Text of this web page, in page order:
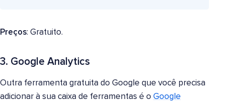
Preços: Gratuito.
3. Google Analytics
Outra ferramenta gratuita do Google que você precisa
adicionar à sua caixa de ferramentas é o Google